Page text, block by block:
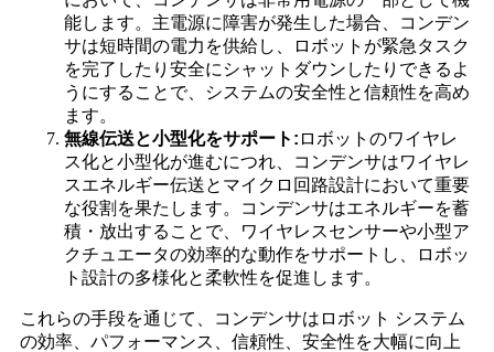
能します。主電源に障害が発生した場合、コンデン
サは短時間の電力を供給し、ロボットが緊急タスク
を完了したり安全にシャットダウンしたりできるよ
うにすることで、システムの安全性と信頼性を高め
ます。
無線伝送と小型化をサポート: ロボットのワイヤレ
ス化と小型化が進むにつれ、コンデンサはワイヤレ
スエネルギー伝送とマイクロ回路設計において重要
な役割を果たします。コンデンサはエネルギーを蓄
積・放出することで、ワイヤレスセンサーや小型ア
クチュエータの効率的な動作をサポートし、ロボッ
ト設計の多様化と柔軟性を促進します。
これらの手段を通じて、コンデンサはロボット システム
の効率、パフォーマンス、信頼性、安全性を大幅に向上